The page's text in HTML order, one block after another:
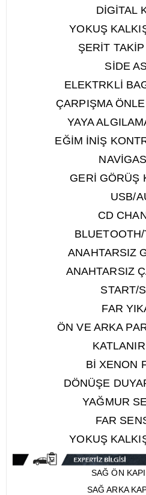
DİGİTAL
YOKUŞ
ŞERİT
SİDE
ELEKTRKLİ
ÇARPIŞMA
YAYA
EĞİM İNİŞ
GERİ GÖRÜŞ
USB/
CD
ANAHTARSIZ
ANAHTARSIZ
START/
FAR
ÖN VE ARKA
Bİ XENON
DÖNÜŞE
YAĞMUR
FAR
YOKUŞ
SAĞ ÖN
SAĞ ARKA